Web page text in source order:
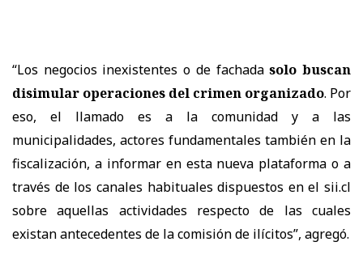
“Los negocios inexistentes o de fachadasolo buscan
disimular operaciones del crimen organizado. Por
eso, el llamado es a la comunidad y a las
municipalidades, actores fundamentales también en la
fiscalización, a informar en esta nueva plataforma o a
través de los canales habituales dispuestos en el sii.cl
sobre aquellas actividades respecto de las cuales
existan antecedentes de la comisión de ilícitos”, agregó.